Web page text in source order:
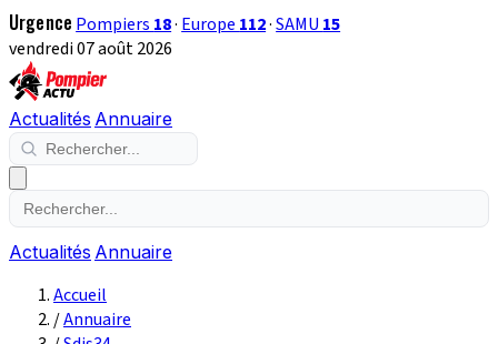
Urgence Pompiers 18· Europe 112·SAMU 15
vendredi 07 août 2026
Actualités Annuaire
Actualités Annuaire
Accueil
/Annuaire